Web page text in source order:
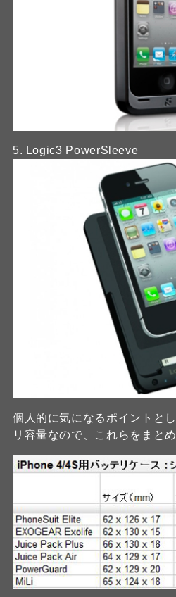
5. Logic3 PowerSleeve
個人的に気になるポイントと
リ容量なので、これらをまと